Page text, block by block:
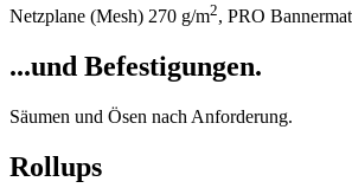
Netzplane (Mesh) 270 g/m2, PRO
...und Befestigungen.
Säumen und Ösen nach Anforderung.
Rollups